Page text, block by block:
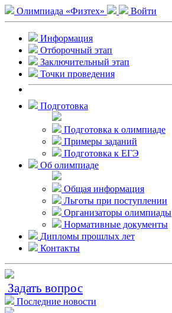
Олимпиада «Физтех» Войти
Информация
Отборочный этап
Заключительный этап
Точки проведения
Подготовка
Подготовка к олимпиаде
Примеры заданий
Подготовка к ЕГЭ
Об олимпиаде
Общая информация
Льготы при поступлении
Организаторы олимпиады
Нормативные документы
Дипломы прошлых лет
Контакты
Задать вопрос
Последние новости